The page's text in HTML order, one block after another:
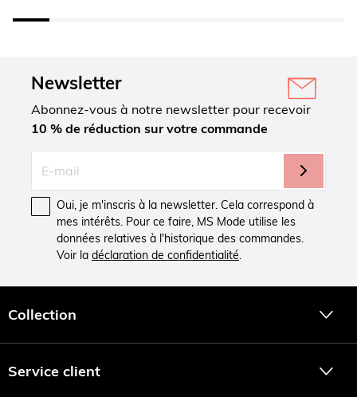
Newsletter
Abonnez-vous à notre newsletter pour recevoir
10 % de réduction sur votre commande
Oui, je m'inscris à la newsletter. Cela correspond à
mes intérêts. Pour ce faire, MS Mode utilise les
données relatives à l'historique des commandes.
Voir la déclaration de confidentialité.
Collection
Service client